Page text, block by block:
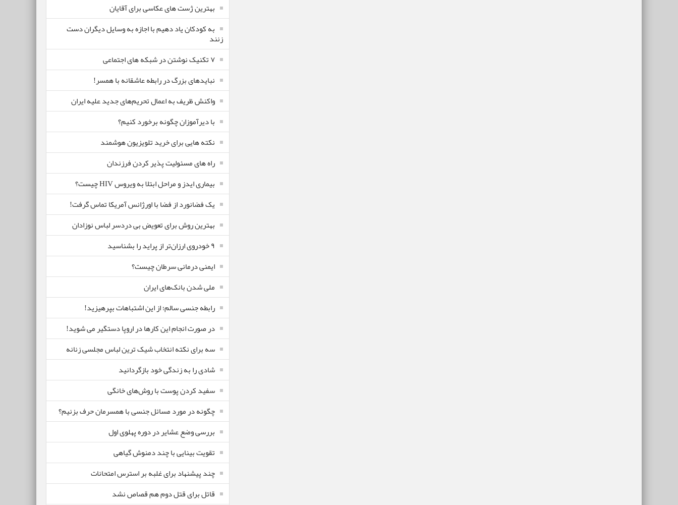
بهترین ژست های عکاسی برای آقایان
به کودکان یاد دهیم با اجازه به وسایل دیگران دست
زنند
۷ تکنیک نوشتن در شبکه های اجتماعی
نبایدهای بزرگ در رابطه عاشقانه با همسر!
واکنش ظریف به اعمال تحریم‌های جدید علیه ایران
با دیرآموزان چگونه برخورد کنیم؟
نکته هایی برای خرید تلویزیون هوشمند
راه های مسئولیت پذیر کردن فرزندان
بیماری ایدز و مراحل ابتلا به ویروس HIV چیست؟
یک فضانورد از فضا با اورژانس آمریکا تماس گرفت!
بهترین روش برای تعویض بی دردسر لباس نوزادان
٩ خودروی ارزان‌تر از پراید را بشناسید
ایمنی درمانی سرطان چیست؟
ملی شدن بانک‌های ایران
رابطه جنسی سالم؛ از این اشتباهات بپرهیزید!
در صورت انجام این کارها در اروپا دستگیر می شوید!
سه برای نکته انتخاب شیک ترین لباس مجلسی زنانه
شادی را به زندگی خود بازگردانید
سفید کردن پوست با روش‌های خانگی
چگونه در مورد مسائل جنسی با همسرمان حرف بزنیم؟
بررسی وضع عشایر در دوره پهلوی اول
تقویت بینایی با چند دمنوش گیاهی
چند پیشنهاد برای غلبه بر استرس امتحانات
قاتل برای قتل دوم هم قصاص نشد